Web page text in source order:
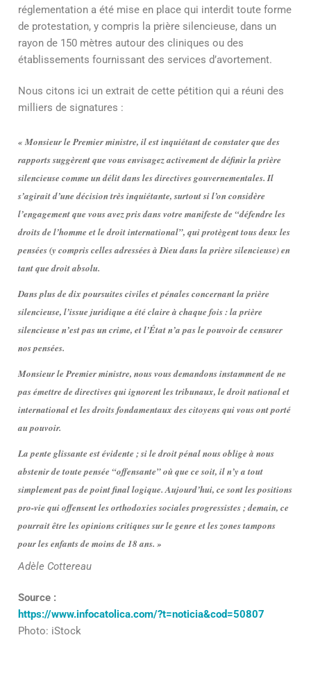
réglementation a été mise en place qui interdit toute forme
de protestation, y compris la prière silencieuse, dans un
rayon de 150 mètres autour des cliniques ou des
établissements fournissant des services d’avortement.
Nous citons ici un extrait de cette pétition qui a réuni des
milliers de signatures :
« Monsieur le Premier ministre, il est inquiétant de constater que des
rapports suggèrent que vous envisagez activement de définir la prière
silencieuse comme un délit dans les directives gouvernementales. Il
s’agirait d’une décision très inquiétante, surtout si l’on considère
l’engagement que vous avez pris dans votre manifeste de “défendre les
droits de l’homme et le droit international”, qui protègent tous deux les
pensées (y compris celles adressées à Dieu dans la prière silencieuse) en
tant que droit absolu.
Dans plus de dix poursuites civiles et pénales concernant la prière
silencieuse, l’issue juridique a été claire à chaque fois : la prière
silencieuse n’est pas un crime, et l’État n’a pas le pouvoir de censurer
nos pensées.
Monsieur le Premier ministre, nous vous demandons instamment de ne
pas émettre de directives qui ignorent les tribunaux, le droit national et
international et les droits fondamentaux des citoyens qui vous ont porté
au pouvoir.
La pente glissante est évidente ; si le droit pénal nous oblige à nous
abstenir de toute pensée “offensante” où que ce soit, il n’y a tout
simplement pas de point final logique. Aujourd’hui, ce sont les positions
pro-vie qui offensent les orthodoxies sociales progressistes ; demain, ce
pourrait être les opinions critiques sur le genre et les zones tampons
pour les enfants de moins de 18 ans. »
Adèle Cottereau
Source :
https://www.infocatolica.com/?t=noticia&cod=50807
Photo: iStock